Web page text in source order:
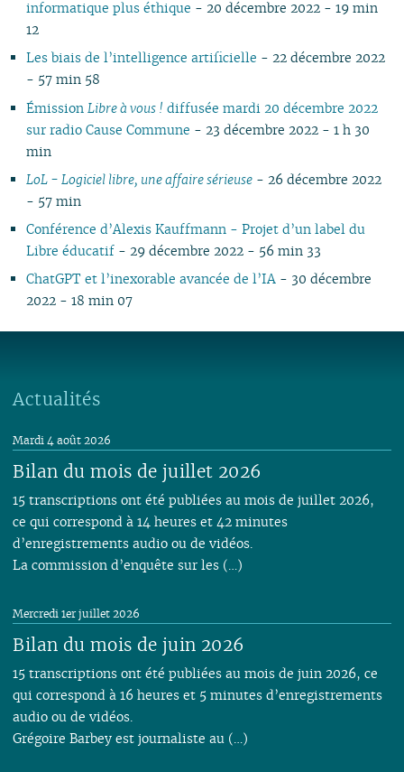
informatique plus éthique - 20 décembre 2022 - 19 min
12
Les biais de l’intelligence artificielle - 22 décembre 2022
- 57 min 58
Émission Libre à vous ! diffusée mardi 20 décembre 2022
sur radio Cause Commune - 23 décembre 2022 - 1 h 30
min
LoL - Logiciel libre, une affaire sérieuse- 26 décembre 2022
- 57 min
Conférence d’Alexis Kauffmann - Projet d’un label du
Libre éducatif- 29 décembre 2022 - 56 min 33
ChatGPT et l’inexorable avancée de l’IA - 30 décembre
2022 - 18 min 07
Actualités
Bilan du mois de juillet 2026
Mardi 4 août 2026
15 transcriptions ont été publiées au mois de juillet 2026,
ce qui correspond à 14 heures et 42 minutes
d’enregistrements audio ou de vidéos.
La commission d’enquête sur les (…)
Bilan du mois de juin 2026
Mercredi 1er juillet 2026
15 transcriptions ont été publiées au mois de juin 2026, ce
qui correspond à 16 heures et 5 minutes d’enregistrements
audio ou de vidéos.
Grégoire Barbey est journaliste au (…)